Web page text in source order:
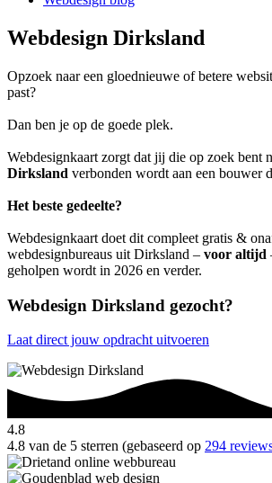
Webdesign Dirksland
Opzoek naar een gloednieuwe of betere
past?
Dan ben je op de goede plek.
Webdesignkaart zorgt dat jij die op zoek bent
Dirksland verbonden wordt aan een bouwer
Het beste gedeelte?
Webdesignkaart doet dit compleet gratis &
webdesignbureaus uit Dirksland – voor altijd
geholpen wordt in 2026 en verder.
Webdesign Dirksland gezocht?
Laat direct jouw opdracht uitvoeren
4.8
4.8 van de 5 sterren (gebaseerd op 294